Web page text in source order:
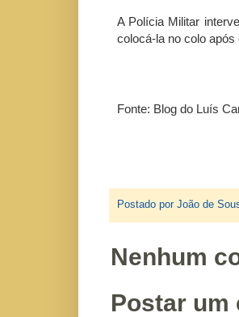
A Polícia Militar
colocá-la no colo após
Fonte: Blog do Luís
Postado por João de
Nenhum
Postar um